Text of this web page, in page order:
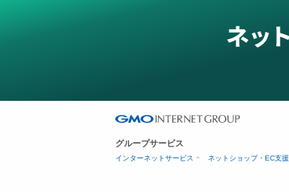
グループサービス
インターネットサービス ネットショップ・EC支援